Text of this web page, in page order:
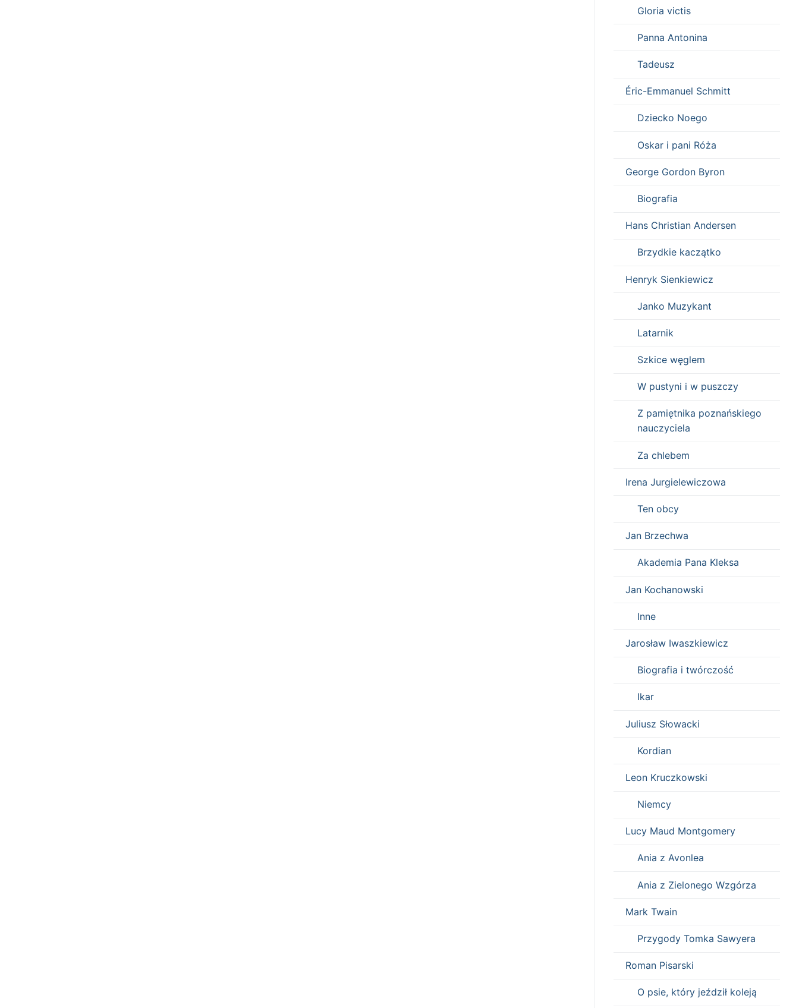
Gloria victis
Panna Antonina
Tadeusz
Éric-Emmanuel Schmitt
Dziecko Noego
Oskar i pani Róża
George Gordon Byron
Biografia
Hans Christian Andersen
Brzydkie kaczątko
Henryk Sienkiewicz
Janko Muzykant
Latarnik
Szkice węglem
W pustyni i w puszczy
Z pamiętnika poznańskiego
nauczyciela
Za chlebem
Irena Jurgielewiczowa
Ten obcy
Jan Brzechwa
Akademia Pana Kleksa
Jan Kochanowski
Inne
Jarosław Iwaszkiewicz
Biografia i twórczość
Ikar
Juliusz Słowacki
Kordian
Leon Kruczkowski
Niemcy
Lucy Maud Montgomery
Ania z Avonlea
Ania z Zielonego Wzgórza
Mark Twain
Przygody Tomka Sawyera
Roman Pisarski
O psie, który jeździł koleją